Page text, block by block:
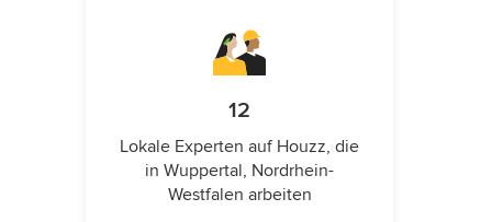
12
Lokale Experten auf Houzz, die
in Wuppertal, Nordrhein-
Westfalen arbeiten